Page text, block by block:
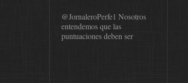
@JornaleroPerfe1 Nosotros
entendemos que las
puntuaciones deben ser